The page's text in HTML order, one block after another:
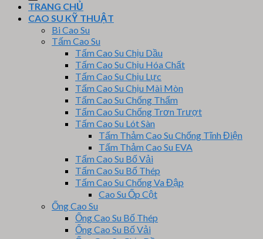
TRANG CHỦ
CAO SU KỸ THUẬT
Bi Cao Su
Tấm Cao Su
Tấm Cao Su Chịu Dầu
Tấm Cao Su Chịu Hóa Chất
Tấm Cao Su Chịu Lực
Tấm Cao Su Chịu Mài Mòn
Tấm Cao Su Chống Thấm
Tấm Cao Su Chống Trơn Trượt
Tấm Cao Su Lót Sàn
Tấm Thảm Cao Su Chống Tĩnh Điện
Tấm Thảm Cao Su EVA
Tấm Cao Su Bố Vải
Tấm Cao Su Bố Thép
Tấm Cao Su Chống Va Đập
Cao Su Ốp Cột
Ống Cao Su
Ống Cao Su Bố Thép
Ống Cao Su Bố Vải